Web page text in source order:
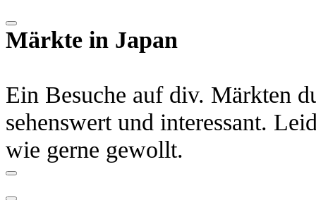
Märkte in Japan
Ein Besuche auf div. Märkten
sehenswert und interessant.
wie gerne gewollt.